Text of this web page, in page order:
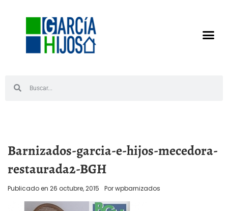
Barnizados-garcia-e-hijos-mecedora-
restaurada2-BGH
Publicado en 26 octubre, 2015 Porwpbarnizados